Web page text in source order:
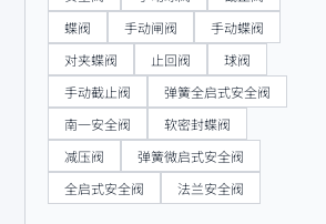
蝶阀
手动闸阀
手动蝶阀
对夹蝶阀
止回阀
球阀
手动截止阀
弹簧全启式安全阀
南一安全阀
软密封蝶阀
减压阀
弹簧微启式安全阀
全启式安全阀
法兰安全阀